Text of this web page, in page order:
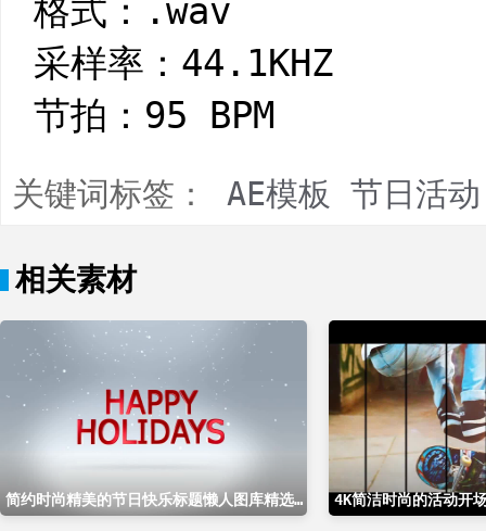
格式：.wav
采样率：44.1KHZ
节拍：95 BPM
关键词标签： AE模板 节日活动
相关素材
简约时尚精美的节日快乐标题懒人图库精选AE模板 4K简洁时尚的活动开